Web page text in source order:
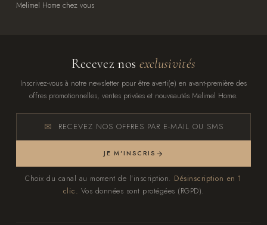
Melimel Home chez vous
Recevez nos exclusivités
Inscrivez-vous à notre newsletter pour être averti(e) en avant-première des
offres promotionnelles, ventes privées et nouveautés Melimel Home.
RECEVEZ NOS OFFRES PAR E-MAIL OU SMS
JE M'INSCRIS
Choix du canal au moment de l'inscription. Désinscription en 1
clic. Vos données sont protégées (RGPD).